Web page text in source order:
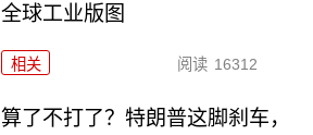
全球工业版图
相关 阅读 16312
算了不打了？特朗普这脚刹车，